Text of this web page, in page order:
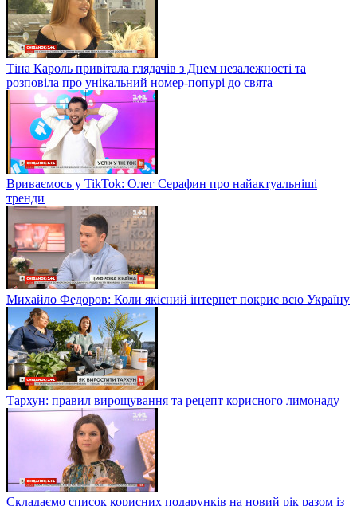
Тіна Кароль привітала глядачів з Днем незалежності та
розповіла про унікальний номер-попурі до свята
Вриваємось у TikTok: Олег Серафин про найактуальніші
тренди
Михайло Федоров: Коли якісний інтернет покриє всю Україну
Тархун: правил вирощування та рецепт корисного лимонаду
Складаємо список корисних подарунків на новий рік разом із